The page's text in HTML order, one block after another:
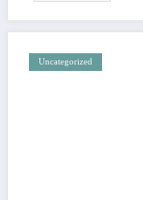
Uncategorized